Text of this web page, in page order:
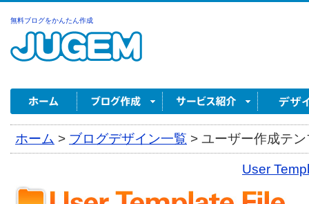
無料ブログをかんたん作成
ホーム > ブログデザイン一覧 > ユーザー作成テ
User